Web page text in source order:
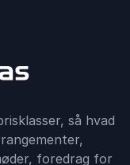
så hvad
foredrag for